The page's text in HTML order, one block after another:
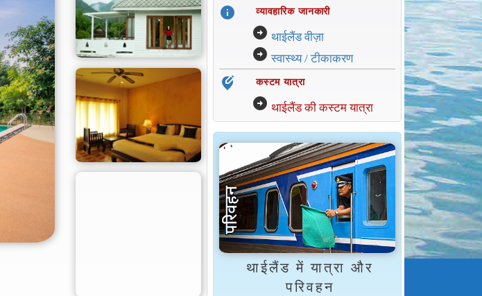
info व्यावहारिक जानकारी
arrow_circle_right थाईलैंड वीज़ा
arrow_circle_right स्वास्थ्य / टीकाकरण
edit_location_alt कस्टम यात्रा
arrow_circle_right थाईलैंड की कस्टम यात्रा
थाईलैंड में यात्रा और
परिवहन